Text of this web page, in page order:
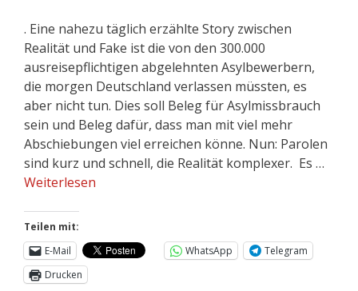
. Eine nahezu täglich erzählte Story zwischen
Realität und Fake ist die von den 300.000
ausreisepflichtigen abgelehnten Asylbewerbern,
die morgen Deutschland verlassen müssten, es
aber nicht tun. Dies soll Beleg für Asylmissbrauch
sein und Beleg dafür, dass man mit viel mehr
Abschiebungen viel erreichen könne. Nun: Parolen
sind kurz und schnell, die Realität komplexer. Es …
Weiterlesen
Teilen mit:
E-Mail
WhatsApp
Telegram
Drucken